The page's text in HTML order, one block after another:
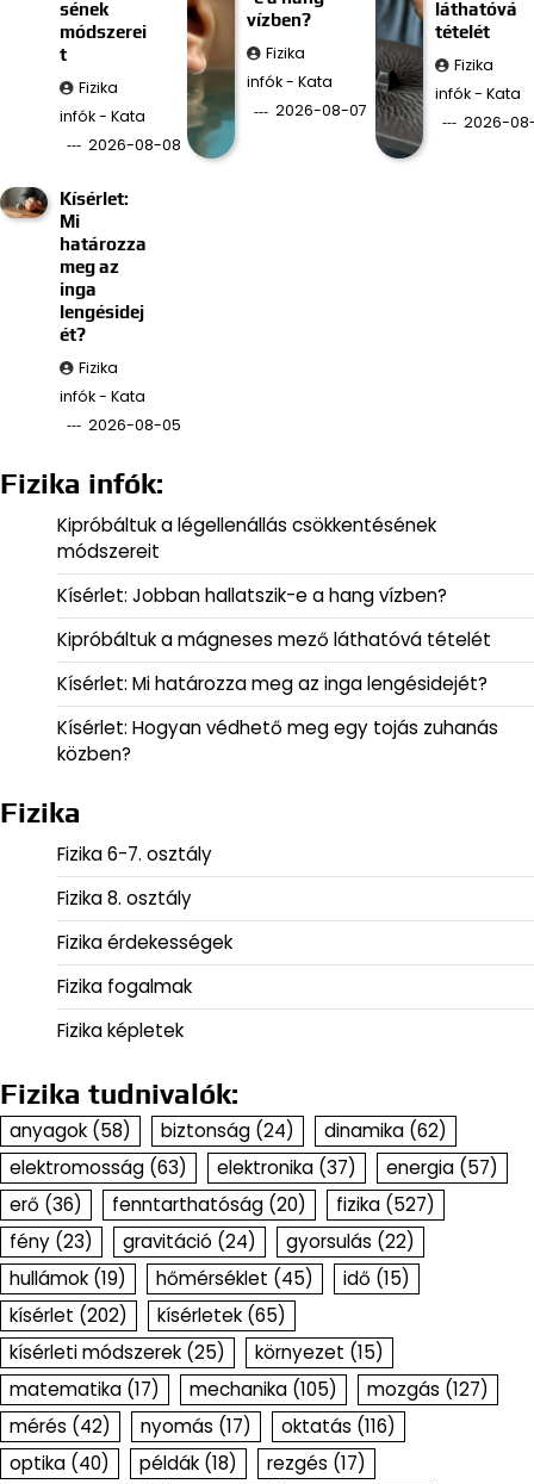
sének
módszerei
t
Fizika
infók - Kata
2026-08-08
vízben?
Fizika
infók - Kata
2026-08-07
láthatóvá
tételét
Fizika
infók - Kata
2026-
Kísérlet:
Mi
határozza
meg az
inga
lengésidej
ét?
Fizika
infók - Kata
2026-08-05
Fizika infók:
Kipróbáltuk a légellenállás csökkentésének
módszereit
Kísérlet: Jobban hallatszik-e a hang vízben?
Kipróbáltuk a mágneses mező láthatóvá tételét
Kísérlet: Mi határozza meg az inga lengésidejét?
Kísérlet: Hogyan védhető meg egy tojás zuhanás
közben?
Fizika
Fizika 6-7. osztály
Fizika 8. osztály
Fizika érdekességek
Fizika fogalmak
Fizika képletek
Fizika tudnivalók:
anyagok (58) biztonság (24) dinamika (62)
elektromosság (63) elektronika (37) energia (57)
erő (36) fenntarthatóság (20) fizika (527)
fény (23) gravitáció (24) gyorsulás (22)
hullámok (19) hőmérséklet (45) idő (15)
kísérlet (202) kísérletek (65)
kísérleti módszerek (25) környezet (15)
matematika (17) mechanika (105) mozgás (127)
mérés (42) nyomás (17) oktatás (116)
optika (40) példák (18) rezgés (17)